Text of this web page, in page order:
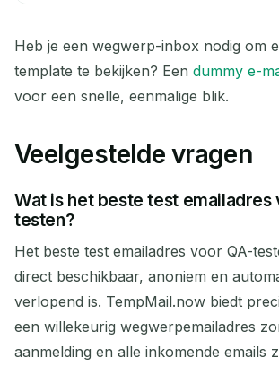
Heb je een wegwerp-inbox nodig om
template te bekijken? Een dummy e-
voor een snelle, eenmalige blik.
Veelgestelde vragen
Wat is het beste test emailadres
testen?
Het beste test emailadres voor QA-
direct beschikbaar, anoniem en
verlopend is. TempMail.now biedt
een willekeurig wegwerpemailadres
aanmelding en alle inkomende emails